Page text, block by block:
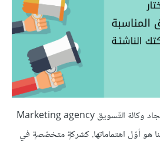
لقد كنّا عازمين بشدّة على إيجاد وكالة التّسويق Marketing agency
هو أوّل اهتماماتها. كشركةٍ متخصّصةٍ في